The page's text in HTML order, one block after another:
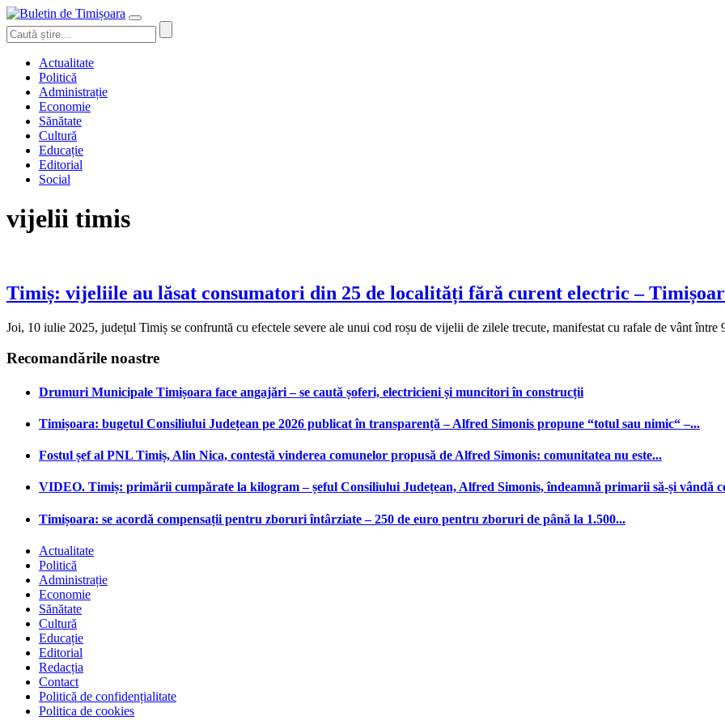
Actualitate
Politică
Administrație
Economie
Sănătate
Cultură
Educație
Editorial
Social
vijelii timis
Timiș: vijeliile au lăsat consumatori din 25 de localități fără curent electric –
Joi, 10 iulie 2025, județul Timiș se confruntă cu efectele severe ale unui cod roșu de vijelii de zilele trecute, manifestat cu rafale de vânt
Recomandările noastre
Drumuri Municipale Timișoara face angajări – se caută șoferi, electricieni și muncitori în construcții
Timișoara: bugetul Consiliului Județean pe 2026 publicat în transparență – Alfred Simonis propune “totul sau nimic“ –...
Fostul șef al PNL Timiș, Alin Nica, contestă vinderea comunelor propusă de Alfred Simonis: comunitatea nu este...
VIDEO. Timiș: primării cumpărate la kilogram – șeful Consiliului Județean, Alfred Simonis, îndeamnă primarii să-și vândă
Timișoara: se acordă compensații pentru zboruri întârziate – 250 de euro pentru zboruri de până la 1.500...
Actualitate
Politică
Administrație
Economie
Sănătate
Cultură
Educație
Editorial
Redacția
Contact
Politică de confidențialitate
Politica de cookies